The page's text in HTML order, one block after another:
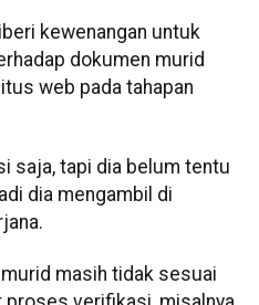
kewenangan untuk
dokumen murid
web pada tahapan
saja, tapi dia belum tentu
dia mengambil di
masih tidak sesuai